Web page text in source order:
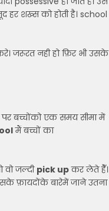
शख्स को होती है। school
जरूरत नही हो फ़िर भी उसके
बच्चोंको एक समय सीमा में
मैं बच्चों का
वो जल्दी pick upकर लेते हैँ।
फ़ायदोंके बारेमें जाने उतना